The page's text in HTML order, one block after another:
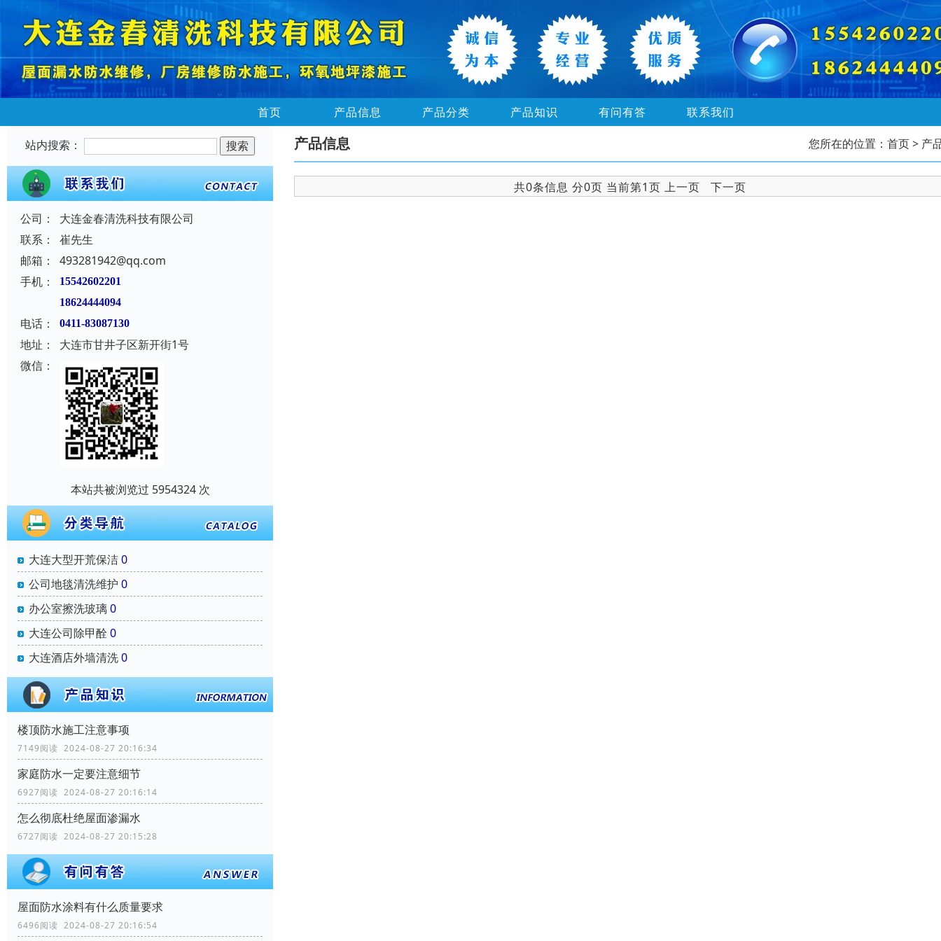
首页 产品信息 产品分类 产品知识 有问有答 联系我们
站内搜索：
公司：
大连金春清洗科技有限公司
联系：
崔先生
邮箱：
493281942@qq.com
手机：
15542602201
18624444094
电话： 0411-83087130
地址：
大连市甘井子区新开街1号
微信：
本站共被浏览过 5954324 次
大连大型开荒保洁0
公司地毯清洗维护 0
办公室擦洗玻璃0
大连公司除甲酫 0
大连酒店外墙清洗0
楼顶防水施工注意事项
7149阅读 2024-08-27 20:16:34
家庭防水一定要注意细节
6927阅读 2024-08-27 20:16:14
怎么彻底杜绝屋面渗漏水
6727阅读 2024-08-27 20:15:28
屋面防水涂料有什么质量要求
6496阅读 2024-08-27 20:16:54
产品信息 您所在的位置： 首页> 产
共0条信息 分0页 当前第1页 上一页 下一页